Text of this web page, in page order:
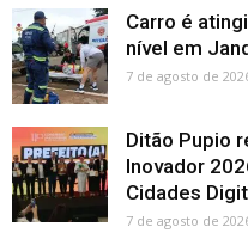
Carro é
nível em
7 de agosto de
Ditão Pupio
Inovador
Cidades
7 de agosto de